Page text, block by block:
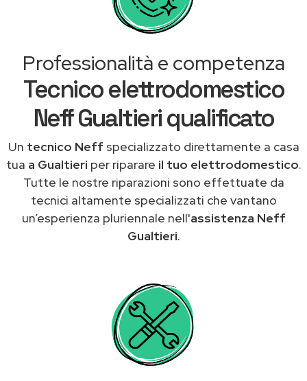
Professionalità e competenza
Tecnico elettrodomestico
Neff Gualtieri qualificato
Un tecnico Neff specializzato direttamente a casa
tua a Gualtieri per riparare il tuo elettrodomestico.
Tutte le nostre riparazioni sono effettuate da
tecnici altamente specializzati che vantano
un’esperienza pluriennale nell'assistenza Neff
Gualtieri.